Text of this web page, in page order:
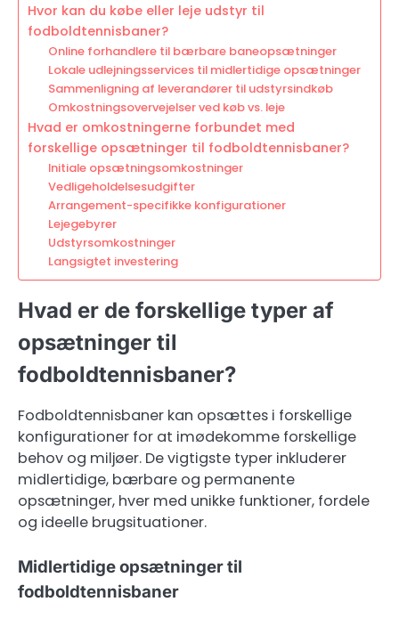
Hvor kan du købe eller leje udstyr til
fodboldtennisbaner?
Online forhandlere til bærbare baneopsætninger
Lokale udlejningsservices til midlertidige opsætninger
Sammenligning af leverandører til udstyrsindkøb
Omkostningsovervejelser ved køb vs. leje
Hvad er omkostningerne forbundet med
forskellige opsætninger til fodboldtennisbaner?
Initiale opsætningsomkostninger
Vedligeholdelsesudgifter
Arrangement-specifikke konfigurationer
Lejegebyrer
Udstyrsomkostninger
Langsigtet investering
Hvad er de forskellige typer af
opsætninger til
fodboldtennisbaner?
Fodboldtennisbaner kan opsættes i forskellige
konfigurationer for at imødekomme forskellige
behov og miljøer. De vigtigste typer inkluderer
midlertidige, bærbare og permanente
opsætninger, hver med unikke funktioner, fordele
og ideelle brugsituationer.
Midlertidige opsætninger til
fodboldtennisbaner